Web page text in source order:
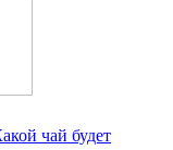
чай будет